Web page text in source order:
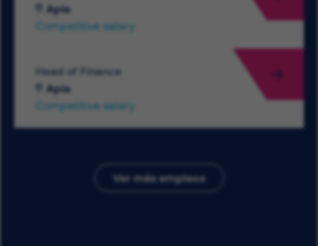
Apia
Competitive salary
Head of Finance
Apia
Competitive salary
Ver más empleos